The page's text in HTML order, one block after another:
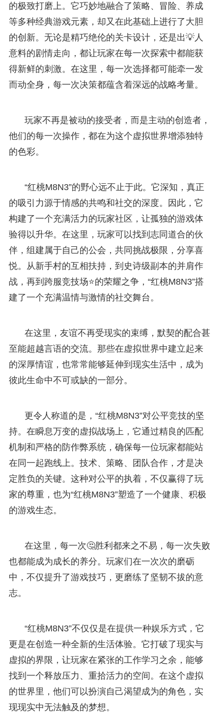
的极致打磨上。它巧妙地融合了策略、冒险、养成
等多种经典游戏元素，却又在此基础上进行了大胆
的创新。无论是精巧绝伦的关卡设计，还是出💡人
意料的剧情走向，都让玩家在每一次探索中都能获
得新鲜的刺激。在这里，每一次选择都可能牵一发
而动全身，每一次决策都蕴含着深远的战略考量。
玩家不再是被动的接受者，而是主动的创造者，
他们的每一次操作，都在为这个虚拟世界增添独特
的色彩。
“红桃M8N3”的野心远不止于此。它深知，真正
的吸引力源于情感的共鸣和社交的深度。因此，它
构建了一个充满活力的玩家社区，让孤独的游戏体
验得以升华。在这里，玩家可以找到志同道合的伙
伴，组建属于自己的公会，共同挑战极限，分享喜
悦。从新手村的互相扶持，到史诗级副本的并肩作
战，再到跨服竞技场⭐的荣耀之争，“红桃M8N3”搭
建了一个充满温情与激情的社交舞台。
在这里，友谊不再受现实的束缚，默契的配合甚
至能超越言语的交流。那些在虚拟世界中建立起来
的深厚情谊，也常常能够延伸到现实生活中，成为
彼此生命中不可或缺的一部分。
更令人称道的是，“红桃M8N3”对公平竞技的坚
持。在瞬息万变的虚拟战场上，它通过精良的匹配
机制和严格的防作弊系统，确保每一位玩家都能站
在同一起跑线上。技术、策略、团队合作，才是决
定胜负的关键。这种对公平的执着，不仅赢得了玩
家的尊重，也为“红桃M8N3”塑造了一个健康、积极
的游戏生态。
在这里，每一次🤔胜利都来之不易，每一次失败
也都能成为成长的养分。玩家们在一次次的磨砺
中，不仅提升了游戏技巧，更磨练了坚韧不拔的意
志。
“红桃M8N3”不仅仅是在提供一种娱乐方式，它
更是在创造一种全新的生活体验。它打破了现实与
虚拟的界限，让玩家在紧张的工作学习之余，能够
找到一个释放压力、重拾活力的空间。在这个虚拟
的世界里，他们可以扮演自己渴望成为的角色，实
现现实中无法触及的梦想。